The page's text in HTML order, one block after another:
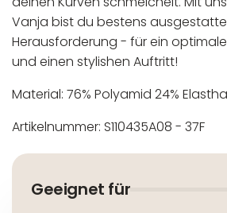
Vanja bist du bestens
Herausforderung - für ein
und einen stylishen Auftritt!
Material: 76% Polyamid 24%
Artikelnummer: S110435A08 - 37F
Maschinenwäsche bis 30°C
Nicht bügeln
In der EU niedergelassener
Geeignet für